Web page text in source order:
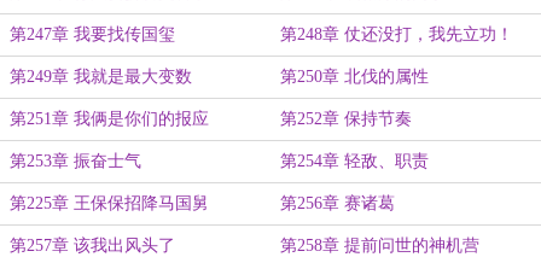
第247章 我要找传国玺 第248章 仗还没打，我先立功！
第249章 我就是最大变数 第250章 北伐的属性
第251章 我俩是你们的报应 第252章 保持节奏
第253章 振奋士气 第254章 轻敌、职责
第225章 王保保招降马国舅 第256章 赛诸葛
第257章 该我出风头了 第258章 提前问世的神机营